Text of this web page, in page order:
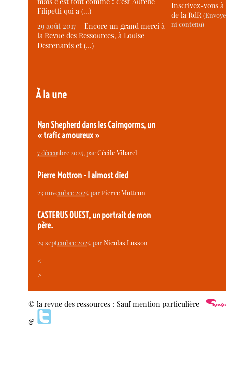
Filipetti qui a (…)
29 août 2017 –Encore un grand merci à
la Revue des Ressources, à Louise
Desrenards et (…)
À la une
Nan Shepherd dans les Cairngorms, un
« trafic amoureux »
7 décembre 2025, parCécile Vibarel
Pierre Mottron - I almost died
23 novembre 2025, parPierre Mottron
CASTERUS OUEST, un portrait de mon
père.
29 septembre 2025, parNicolas Losson
<
>
Inscrivez-vous
de la RdR
ni contenu)
© la revue des ressources : Sauf mention particulière |
&